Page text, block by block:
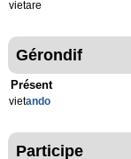
vietare
Gérondif
Présent
vietando
Participe